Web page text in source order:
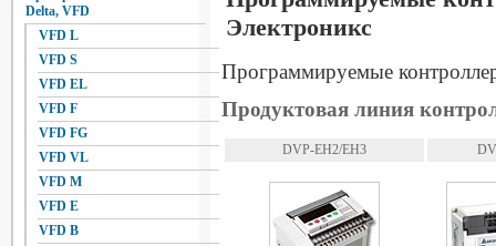
Delta, VFD
VFD L
VFD S
VFD EL
VFD F
VFD FG
VFD VL
VFD M
VFD E
VFD B
Электроникс
Программируемые
Продуктовая линия
DVP-EH2/EH3